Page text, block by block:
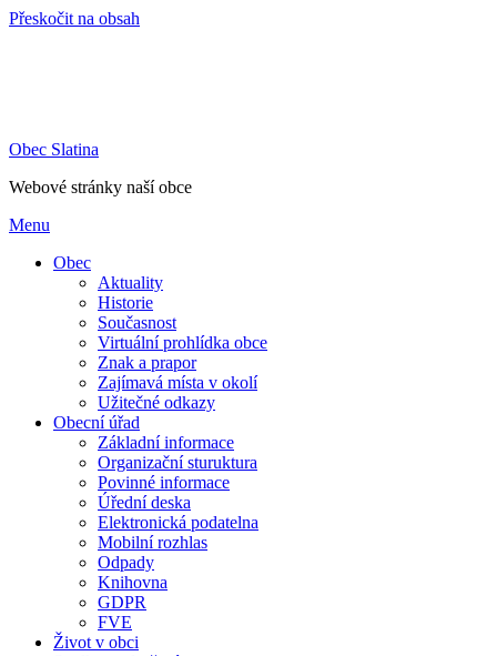
Přeskočit na obsah
Obec Slatina
Webové stránky naší obce
Menu
Obec
Aktuality
Historie
Současnost
Virtuální prohlídka obce
Znak a prapor
Zajímavá místa v okolí
Užitečné odkazy
Obecní úřad
Základní informace
Organizační sturuktura
Povinné informace
Úřední deska
Elektronická podatelna
Mobilní rozhlas
Odpady
Knihovna
GDPR
FVE
Život v obci